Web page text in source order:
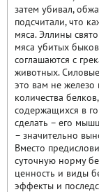
затем убивал,
подсчитали, что
мяса. Эллины
мяса убитых
соглашаются с
животных.
это вам не железо
количества
содержащихся в
сделать – его
– значительно
Вместо
суточную норму
ценность и виды
эффекты и